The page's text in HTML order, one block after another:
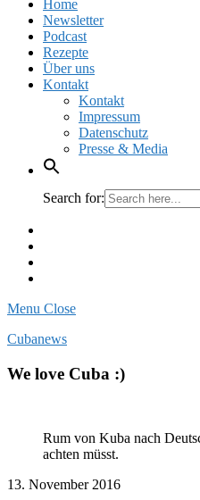
Home
Newsletter
Podcast
Rezepte
Über uns
Kontakt
Kontakt
Impressum
Datenschutz
Presse & Media
Search for:
Menu Close
Cubanews
We love Cuba :)
Rum von Kuba nach
achten müsst.
13. November 2016